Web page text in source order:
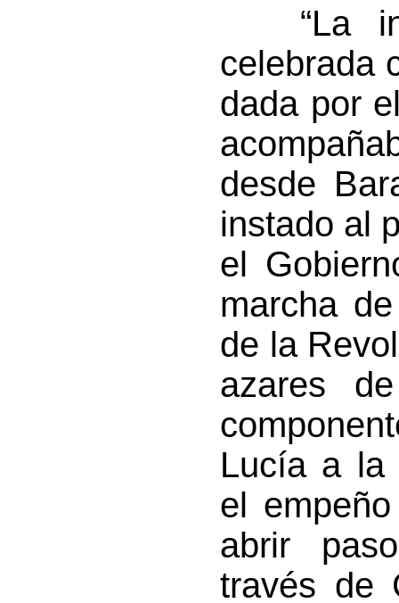
“La
celebrada
dada por
desde
instado al
el
marcha
de la
azares
Lucía a la
el
abrir
través de